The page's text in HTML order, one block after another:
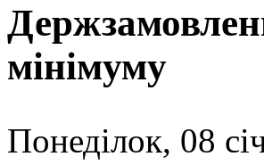
мінімуму
Понеділок, 08